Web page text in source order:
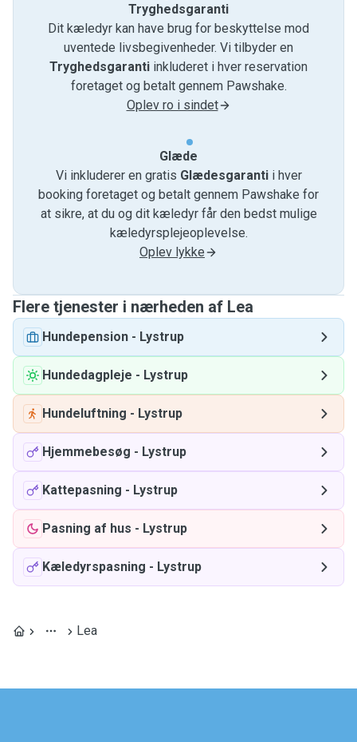
Tryghedsgaranti
Dit kæledyr kan have brug for beskyttelse mod
uventede livsbegivenheder. Vi tilbyder en
Tryghedsgaranti inkluderet i hver reservation
foretaget og betalt gennem Pawshake.
Oplev ro i sindet
Glæde
Vi inkluderer en gratis Glædesgarantii hver
booking foretaget og betalt gennem Pawshake for
at sikre, at du og dit kæledyr får den bedst mulige
kæledyrsplejeoplevelse.
Oplev lykke
Flere tjenester i nærheden af ​​Lea
Hundepension - Lystrup
Hundedagpleje - Lystrup
Hundeluftning - Lystrup
Hjemmebesøg - Lystrup
Kattepasning - Lystrup
Pasning af hus - Lystrup
Kæledyrspasning - Lystrup
Lea